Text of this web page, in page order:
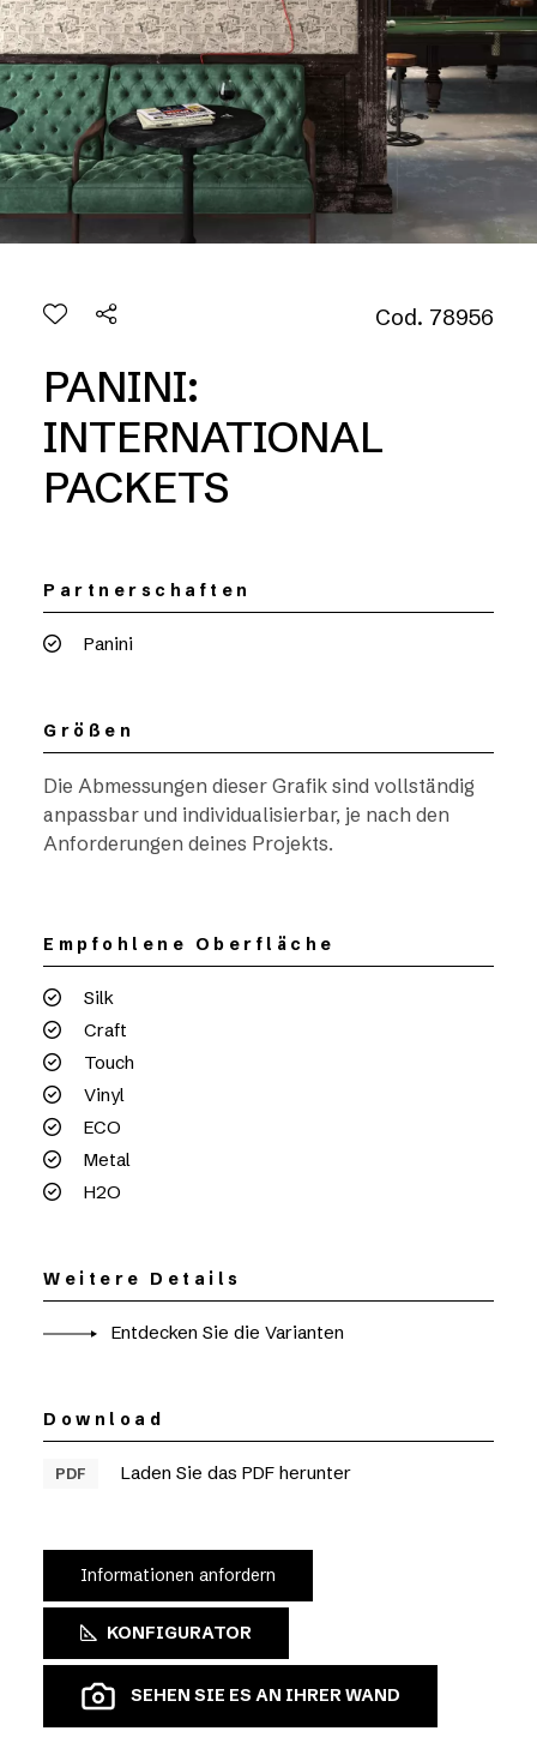
Cod. 78956
PANINI:
INTERNATIONAL
PACKETS
Partnerschaften
Panini
Größen
Die Abmessungen dieser Grafik sind vollständig
anpassbar und individualisierbar, je nach den
Anforderungen deines Projekts.
Empfohlene Oberfläche
Silk
Craft
Touch
Vinyl
ECO
Metal
H2O
Weitere Details
Entdecken Sie die Varianten
Download
PDF Laden Sie das PDF herunter
Informationen anfordern
KONFIGURATOR
SEHEN SIE ES AN IHRER WAND